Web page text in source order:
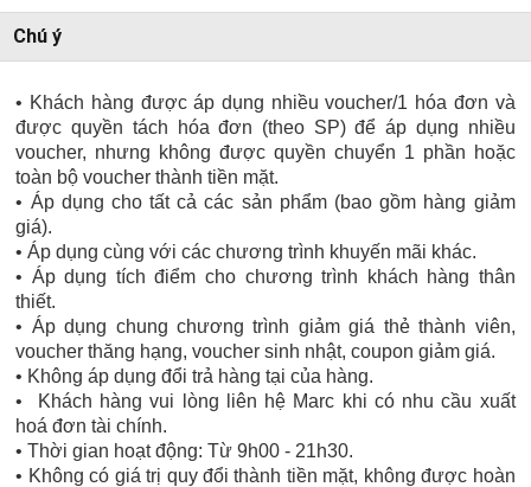
Chú ý
• Khách hàng được áp dụng nhiều voucher/1 hóa đơn và
được quyền tách hóa đơn (theo SP) để áp dụng nhiều
voucher, nhưng không được quyền chuyển 1 phần hoặc
toàn bộ voucher thành tiền mặt.
• Áp dụng cho tất cả các sản phẩm (bao gồm hàng giảm
giá).
• Áp dụng cùng với các chương trình khuyến mãi khác.
• Áp dụng tích điểm cho chương trình khách hàng thân
thiết.
• Áp dụng chung chương trình giảm giá thẻ thành viên,
voucher thăng hạng, voucher sinh nhật, coupon giảm giá.
• Không áp dụng đổi trả hàng tại của hàng.
• Khách hàng vui lòng liên hệ Marc khi có nhu cầu xuất
hoá đơn tài chính.
• Thời gian hoạt động: Từ 9h00 - 21h30.
• Không có giá trị quy đổi thành tiền mặt, không được hoàn